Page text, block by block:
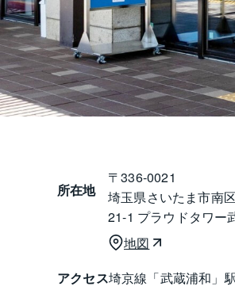
所在地
〒336-0021
埼玉県さいたま市南
21-1 プラウドタワー
地図
アクセス埼京線「武蔵浦和」